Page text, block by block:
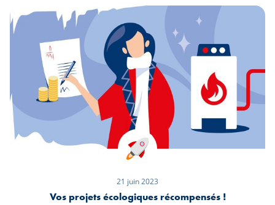
peut être réalisée directement en ligne via S-Net,
tout en bénéficiant d’un accompagnement par
un Conseiller Logement. Mirko Kessler, Team
Manager de la division Lending chez Spuerkeess,
nous explique la volonté de la banque d’avoir
voulu digitaliser son parcours client.
21 juin 2023
Vos projets écologiques récompensés !